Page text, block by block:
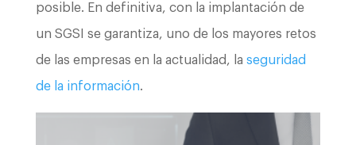
posible. En definitiva, con la implantación de
un SGSI se garantiza, uno de los mayores retos
de las empresas en la actualidad, la seguridad
de la información.